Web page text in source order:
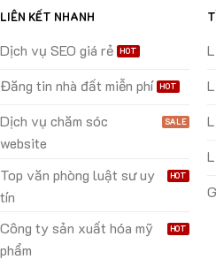
LIÊN KẾT NHANH
Dịch vụ SEO giá rẻ
Đăng tin nhà đất miễn phí
Dịch vụ chăm sóc
website
Top văn phòng luật sư uy
tín
Công ty sản xuất hóa mỹ
phẩm